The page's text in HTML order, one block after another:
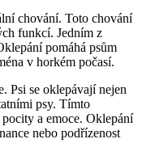
chování. Toto chování
funkcí. Jedním z
pomáhá psům
v horkém počasí.
Psi se oklepávají nejen
psy. Tímto
a emoce. Oklepání
nebo podřízenost